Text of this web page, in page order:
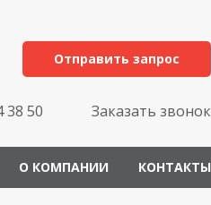
Отправить запрос
38 50 Заказать звонок
О КОМПАНИИ КОНТАКТЫ